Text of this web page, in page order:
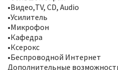
•Видео,TV, CD, Audio
•Усилитель
•Микрофон
•Кафедра
•Ксерокс
•Беспроводной Интернет
Дополнительные